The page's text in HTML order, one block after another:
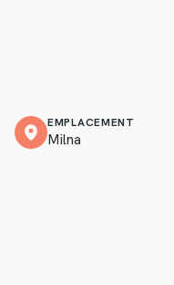
EMPLACEMENT
Milna